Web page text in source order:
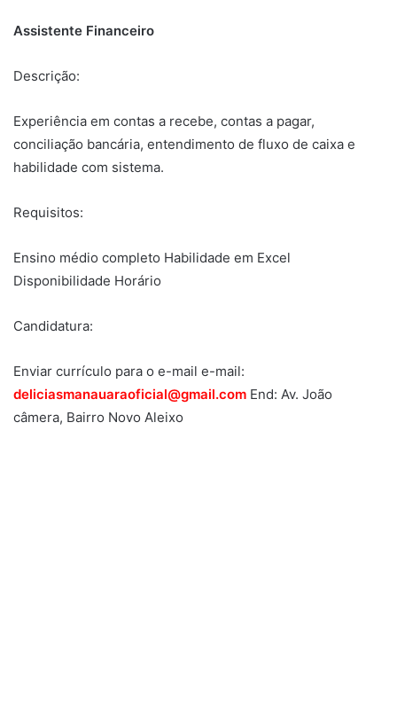
Assistente Financeiro
Descrição:
Experiência em contas a recebe, contas a pagar,
conciliação bancária, entendimento de fluxo de caixa e
habilidade com sistema.
Requisitos:
Ensino médio completo Habilidade em Excel
Disponibilidade Horário
Candidatura:
Enviar currículo para o e-mail e-mail:
deliciasmanauaraoficial@gmail.com End: Av. João
câmera, Bairro Novo Aleixo